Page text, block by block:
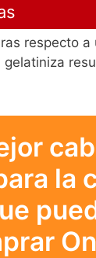
respecto a
gelatiniza
la